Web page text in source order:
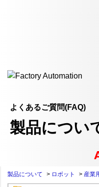
よくあるご質問(FAQ)
製品につい
製品について > ロボット > 産業